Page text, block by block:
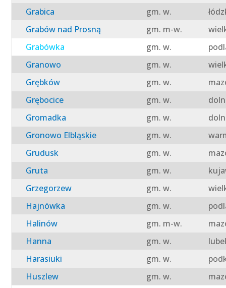
Grabica
gm. w.
Grabów nad Prosną
gm. m-w.
Grabówka
gm. w.
Granowo
gm. w.
Grębków
gm. w.
Grębocice
gm. w.
Gromadka
gm. w.
Gronowo Elbląskie
gm. w.
Grudusk
gm. w.
Gruta
gm. w.
Grzegorzew
gm. w.
Hajnówka
gm. w.
Halinów
gm. m-w.
Hanna
gm. w.
Harasiuki
gm. w.
Huszlew
gm. w.